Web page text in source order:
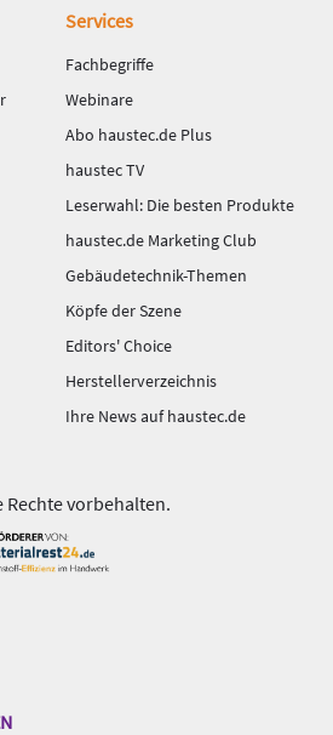
Services
Fachbegriffe
Webinare
Abo haustec.de Plus
haustec TV
Leserwahl: Die besten Produkte
haustec.de Marketing Club
Gebäudetechnik-Themen
Köpfe der Szene
Editors' Choice
Herstellerverzeichnis
Ihre News auf haustec.de
Rechte vorbehalten.